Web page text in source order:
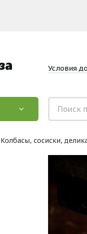
Условия
Колбасы, сосиски,